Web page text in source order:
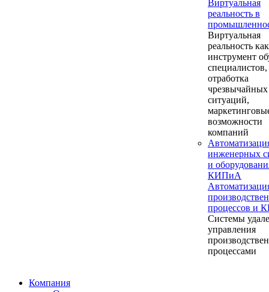
Виртуальная
реальность в
Виртуальная
реальность как
инструмент
специалистов,
отработка
чрезвычайных
ситуаций,
возможности
компаний
инженерных
и
КИПиА
процессов и
Системы
управления
процессами
Компания